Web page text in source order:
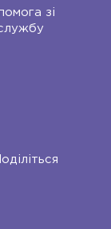
зі